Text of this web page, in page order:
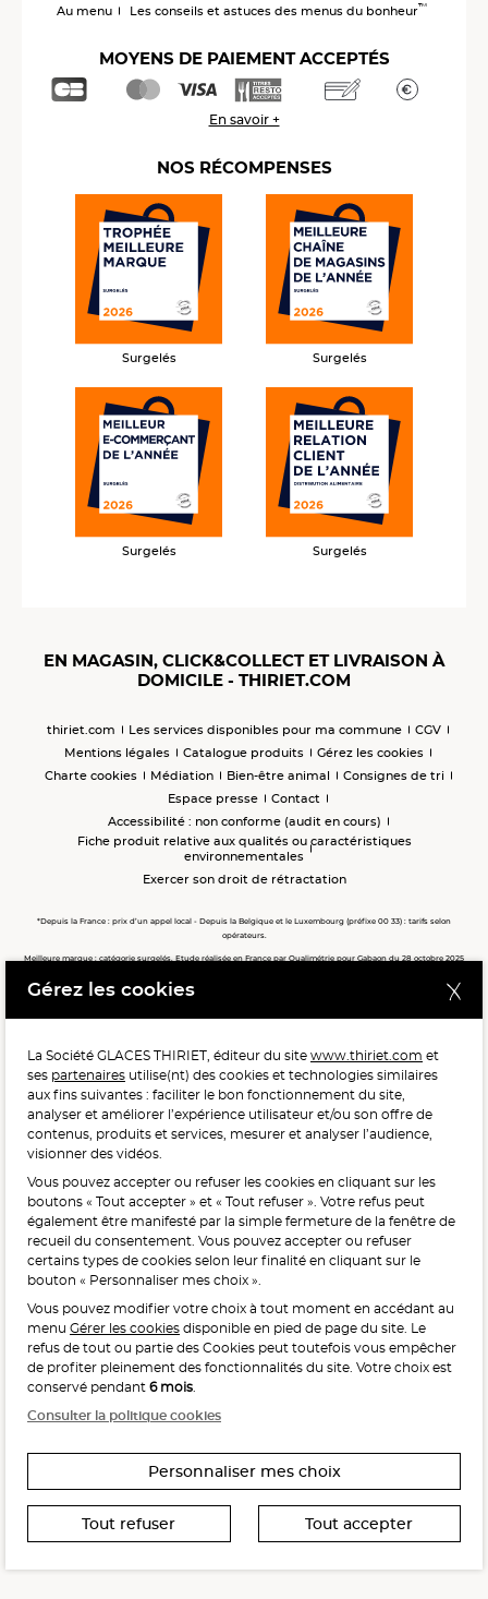
Au menu Les conseils et astuces des menus du bonheur™
MOYENS DE PAIEMENT ACCEPTÉS
En savoir +
NOS RÉCOMPENSES
Surgelés Surgelés
Surgelés Surgelés
EN MAGASIN, CLICK&COLLECT ET LIVRAISON À
DOMICILE - THIRIET.COM
thiriet.com Les services disponibles pour ma commune
CGV
Mentions légales
Catalogue produits
Gérez les cookies
Charte cookies
Médiation Bien-être animal
Consignes de tri
Espace presse
Contact
Accessibilité : non conforme (audit en cours)
Fiche produit relative aux qualités ou caractéristiques
environnementales
Exercer son droit de rétractation
*Depuis la France : prix d’un appel local - Depuis la Belgique et le Luxembourg (préfixe 00 33) : tarifs selon
opérateurs.
Meilleure marque : catégorie surgelés. Etude réalisée en France par Qualimétrie pour Gabaon du 28 octobre 2025
Meilleure chaîne de magasins, Meilleur e-commerçant, Meilleure relation clients : catégorie surgelés. Étude
POUR VOTRE SANTÉ, MANGEZ AU MOINS CINQ FRUITS ET
LÉGUMES PAR JOUR.WWW.MANGERBOUGER.FR
L'abus d'alcool est dangereux pour la santé, à consommer
avec modération.
Interdiction de vente de boissons alcooliques
aux mineurs de moins de 18 ans
La preuve de majorité de l’acheteur est exigée au moment
de la vente en ligne.
CODE DE LA SANTÉ PUBLIQUE, ART. L. 3342-1 ET L. 3353-3
Gérez les cookies
La Société GLACES THIRIET, éditeur du site www.thiriet.com et
ses partenaires utilise(nt) des cookies et technologies similaires
aux fins suivantes : faciliter le bon fonctionnement du site,
analyser et améliorer l’expérience utilisateur et/ou son offre de
contenus, produits et services, mesurer et analyser l’audience,
visionner des vidéos.
Vous pouvez accepter ou refuser les cookies en cliquant sur les
boutons « Tout accepter » et « Tout refuser ». Votre refus peut
également être manifesté par la simple fermeture de la fenêtre de
recueil du consentement. Vous pouvez accepter ou refuser
certains types de cookies selon leur finalité en cliquant sur le
bouton « Personnaliser mes choix ».
Vous pouvez modifier votre choix à tout moment en accédant au
menu Gérer les cookies disponible en pied de page du site. Le
refus de tout ou partie des Cookies peut toutefois vous empêcher
de profiter pleinement des fonctionnalités du site. Votre choix est
conservé pendant 6 mois.
Consulter la politique cookies
Personnaliser mes choix
Tout refuser Tout accepter